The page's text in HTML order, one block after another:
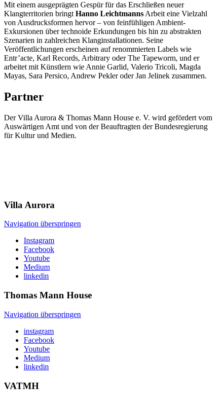
Mit einem ausgeprägten Gespür für das Erschließen neuer
Klangterritorien bringt Hanno Leichtmanns Arbeit eine Vielzahl
von Ausdrucksformen hervor – von feinfühligen Ambient-
Exkursionen über technoide Erkundungen bis hin zu abstrakten
Szenarien in zahlreichen Klanginstallationen. Seine
Veröffentlichungen erscheinen auf renommierten Labels wie
Entr’acte, Karl Records, Arbitrary oder The Tapeworm, und er
arbeitet mit Künstlern wie Annie Garlid, Valerio Tricoli, Magda
Mayas, Sara Persico, Andrew Pekler oder Jan Jelinek zusammen.
Partner
Der Villa Aurora & Thomas Mann House e. V. wird gefördert vom
Auswärtigen Amt und von der Beauftragten der Bundesregierung
für Kultur und Medien.
Villa Aurora
Navigation überspringen
Instagram
Facebook
Youtube
Medium
linkedin
Thomas Mann House
Navigation überspringen
instagram
Facebook
Youtube
Medium
linkedin
VATMH